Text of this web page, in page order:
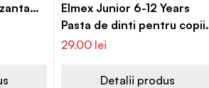
Elmex Junior 6-12 Years
Pasta de dinti pentru copii.
29.00 lei
Detalii produs